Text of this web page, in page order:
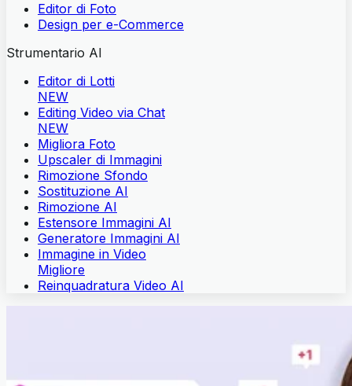
Editor di Foto
Design per e-Commerce
Strumentario AI
Editor di Lotti
NEW
Editing Video via Chat
NEW
Migliora Foto
Upscaler di Immagini
Rimozione Sfondo
Sostituzione AI
Rimozione AI
Estensore Immagini AI
Generatore Immagini AI
Immagine in Video
Migliore
Reinquadratura Video AI